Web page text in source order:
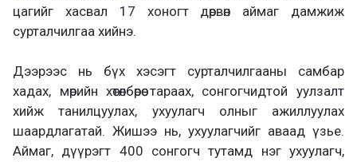
цагийг хасвал 17 хоногт дөрвөн аймаг дамжиж
сурталчилгаа хийнэ.
Дээрээс нь бүх хэсэгт сурталчилгааны самбар
хадах, мөрийн хөтөлбөрөө тараах, сонгогчидтой уулзалт
хийж танилцуулах, ухуулагч олныг ажиллуулах
шаардлагатай. Жишээ нь, ухуулагчийг аваад үзье.
Аймаг, дүүрэгт 400 сонгогч тутамд нэг ухуулагч,